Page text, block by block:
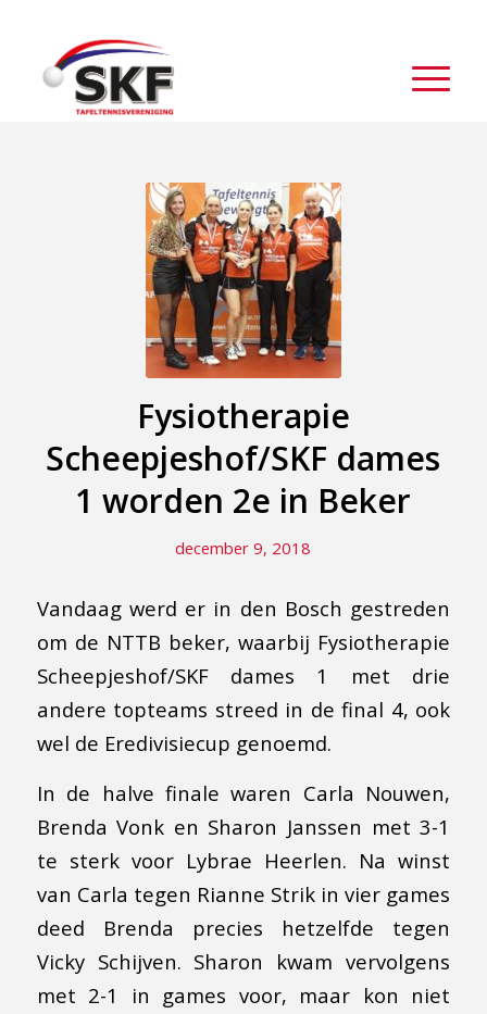
Fysiotherapie
Scheepjeshof/SKF dames
1 worden 2e in Beker
december 9, 2018
Vandaag werd er in den Bosch gestreden
om de NTTB beker, waarbij Fysiotherapie
Scheepjeshof/SKF dames 1 met drie
andere topteams streed in de final 4, ook
wel de Eredivisiecup genoemd.
In de halve finale waren Carla Nouwen,
Brenda Vonk en Sharon Janssen met 3-1
te sterk voor Lybrae Heerlen. Na winst
van Carla tegen Rianne Strik in vier games
deed Brenda precies hetzelfde tegen
Vicky Schijven. Sharon kwam vervolgens
met 2-1 in games voor, maar kon niet